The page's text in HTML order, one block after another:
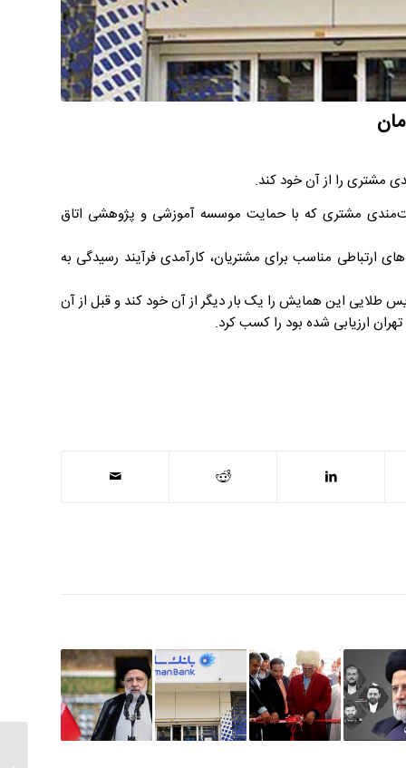
مشتری را از آن خود کند.
مشتری که با حمایت موسسه آموزشی و پژوهشی اتاق
ارتباطی مناسب برای مشتریان، کارآمدی فرآیند رسیدگی به
نیز بانک سامان در سال ۱۳۹۹ توانسته بود تندیس طلایی این همایش را یک بار دیگر از آن خود کند و قبل از آن
ارزیابی شده بود را کسب کرد.